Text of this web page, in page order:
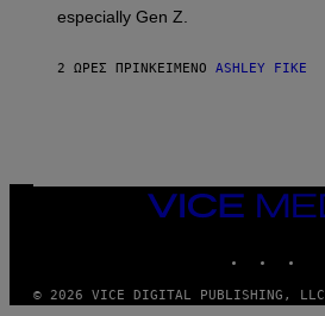
especially Gen Z.
2 ΏΡΕΣ ΠΡΙΝ ΚΕΊΜΕΝΟ ASHLEY FIKE
VICE
MEDIA
© 2026 VICE DIGITAL PUBLISHING, LLC